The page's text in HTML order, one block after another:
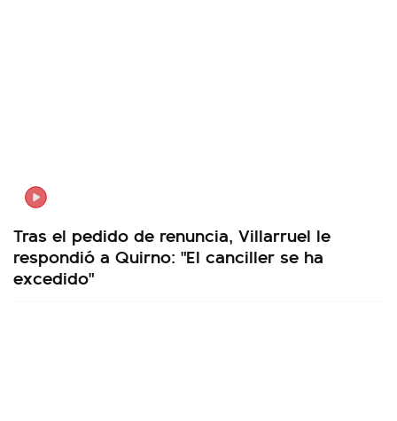
Tras el pedido de renuncia, Villarruel le
respondió a Quirno: "El canciller se ha
excedido"